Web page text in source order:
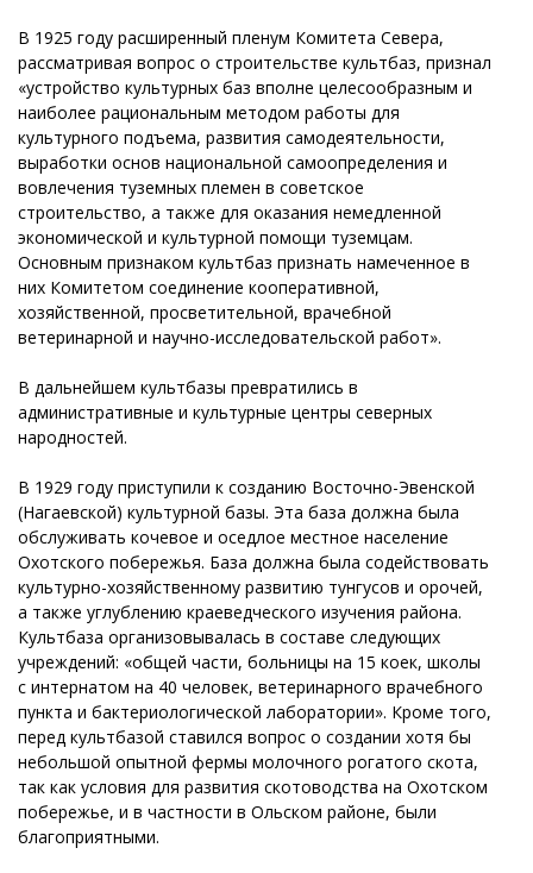
В 1925 году расширенный пленум Комитета Севера,
рассматривая вопрос о строительстве культбаз, признал
«устройство культурных баз вполне целесообразным и
наиболее рациональным методом работы для
культурного подъема, развития самодеятельности,
выработки основ национальной самоопределения и
вовлечения туземных племен в советское
строительство, а также для оказания немедленной
экономической и культурной помощи туземцам.
Основным признаком культбаз признать намеченное в
них Комитетом соединение кооперативной,
хозяйственной, просветительной, врачебной
ветеринарной и научно-исследовательской работ».
В дальнейшем культбазы превратились в
административные и культурные центры северных
народностей.
В 1929 году приступили к созданию Восточно-Эвенской
(Нагаевской) культурной базы. Эта база должна была
обслуживать кочевое и оседлое местное население
Охотского побережья. База должна была содействовать
культурно-хозяйственному развитию тунгусов и орочей,
а также углублению краеведческого изучения района.
Культбаза организовывалась в составе следующих
учреждений: «общей части, больницы на 15 коек, школы
с интернатом на 40 человек, ветеринарного врачебного
пункта и бактериологической лаборатории». Кроме того,
перед культбазой ставился вопрос о создании хотя бы
небольшой опытной фермы молочного рогатого скота,
так как условия для развития скотоводства на Охотском
побережье, и в частности в Ольском районе, были
благоприятными.